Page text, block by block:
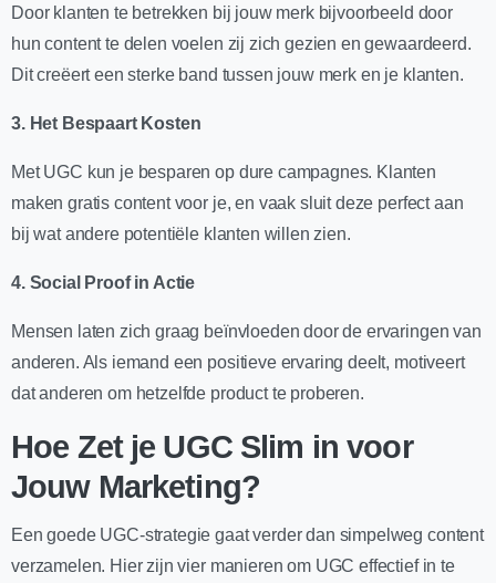
Door klanten te betrekken bij jouw merk bijvoorbeeld door
hun content te delen voelen zij zich gezien en gewaardeerd.
Dit creëert een sterke band tussen jouw merk en je klanten.
3. Het Bespaart Kosten
Met UGC kun je besparen op dure campagnes. Klanten
maken gratis content voor je, en vaak sluit deze perfect aan
bij wat andere potentiële klanten willen zien.
4. Social Proof in Actie
Mensen laten zich graag beïnvloeden door de ervaringen van
anderen. Als iemand een positieve ervaring deelt, motiveert
dat anderen om hetzelfde product te proberen.
Hoe Zet je UGC Slim in voor
Jouw Marketing?
Een goede UGC-strategie gaat verder dan simpelweg content
verzamelen. Hier zijn vier manieren om UGC effectief in te